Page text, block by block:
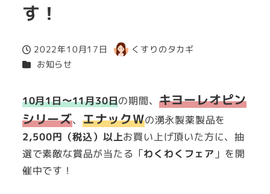
す！
投稿日
2022年10月17日
著
くすりのタカギ
カテゴリー
お知らせ
10月1日〜11月30日の期間、 キヨーレオピン
シリーズ、 エナックWの湧永製薬製品を
2,500円（税込）以上お買い上げ頂いた方に、抽
選で素敵な賞品が当たる「わくわくフェア 」を開
催中です！